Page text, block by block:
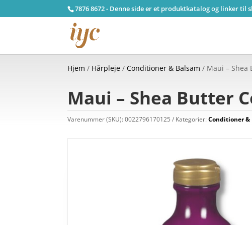
7876 8672 - Denne side er et produktkatalog og linker til
Hjem / Hårpleje /Conditioner & Balsam / Maui – Shea
Maui – Shea Butter
Varenummer (SKU):0022796170125 Kategorier:Conditioner &